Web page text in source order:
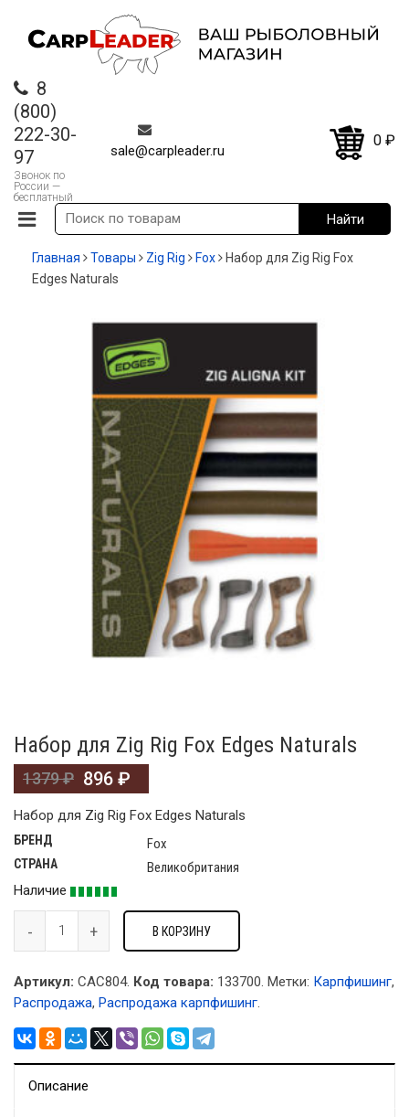
8
(800)
222-30-
97
Звонок по
России —
бесплатный
sale@carpleader.ru
0 ₽
Главная Товары Zig Rig Fox
Набор для Zig Rig Fox
Edges Naturals
Набор для Zig Rig Fox Edges Naturals
1379₽ 896 ₽
Набор для Zig Rig Fox Edges Naturals
БРЕНД Fox
СТРАНА
Великобритания
Наличие
В КОРЗИНУ
Артикул: CAC804. Код товара: 133700. Метки: Карпфишинг,
Распродажа, Распродажа карпфишинг.
Описание